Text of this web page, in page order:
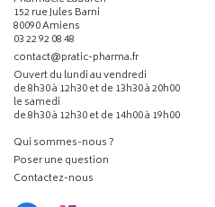
152 rue Jules Barni
80090 Amiens
03 22 92 08 48
contact-
@-
pratic-pharma.fr
Ouvert du lundi au vendredi
de 8h30 à 12h30 et de 13h30 à 20h00
le samedi
de 8h30 à 12h30 et de 14h00 à 19h00
Qui sommes-nous ?
Poser une question
Contactez-nous